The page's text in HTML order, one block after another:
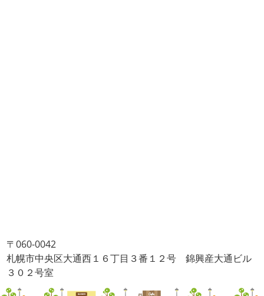
〒060-0042
札幌市中央区大通西１６丁目３番１２号 錦興産大通ビル
３０２号室